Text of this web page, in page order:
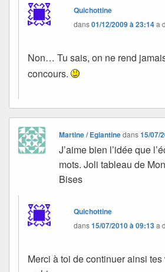
Quichottine
dans01/12/2009 à 23:14a
Non… Tu sais, on ne rend
concours.
Martine / Eglantinedans15/07/
J’aime bien l’idée que
mots. Joli tableau de
Bises
Quichottine
dans15/07/2010 à 09:13a
Merci à toi de continuer ainsi